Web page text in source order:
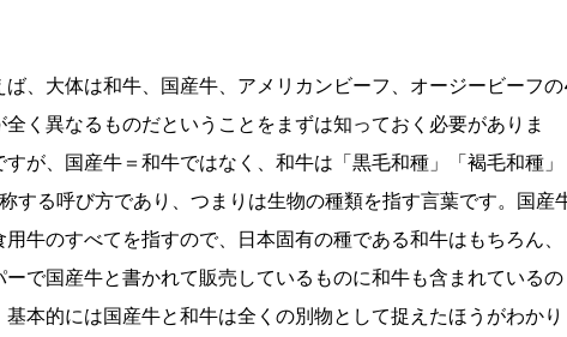
、大体は和牛、国産牛、アメリカンビーフ、オージービーフ
く異なるものだということをまずは知っておく必要がありま
が、国産牛＝和牛ではなく、和牛は「黒毛和種」「褐毛和種」
する呼び方であり、つまりは生物の種類を指す言葉です。国産
牛のすべてを指すので、日本固有の種である和牛はもちろん、
で国産牛と書かれて販売しているものに和牛も含まれているの
本的には国産牛と和牛は全くの別物として捉えたほうがわかり